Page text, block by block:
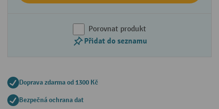
Porovnat produkt
Přidat do seznamu
Doprava zdarma od 1300 Kč
Bezpečná ochrana dat